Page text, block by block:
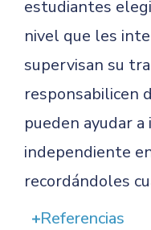
estudiantes
nivel que les
supervisan su
responsabilicen
pueden ayudar
independiente
recordándoles
Referencias